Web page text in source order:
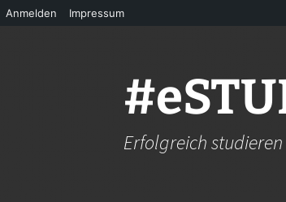
Anmelden Impressum
Erfolgreich